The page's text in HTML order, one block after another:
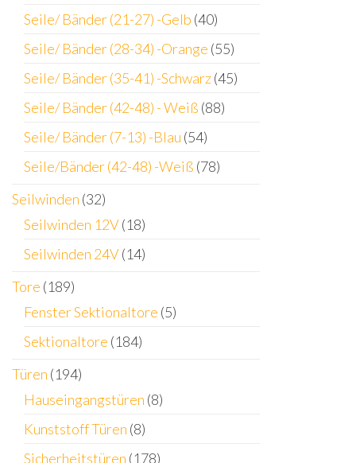
Seile/ Bänder (21-27) -Gelb (40)
Seile/ Bänder (28-34) -Orange (55)
Seile/ Bänder (35-41) -Schwarz(45)
Seile/ Bänder (42-48) - Weiß (88)
Seile/ Bänder (7-13) -Blau (54)
Seile/Bänder (42-48) -Weiß (78)
Seilwinden (32)
Seilwinden 12V(18)
Seilwinden 24V(14)
Tore (189)
Fenster Sektionaltore (5)
Sektionaltore (184)
Türen (194)
Hauseingangstüren (8)
Kunststoff Türen (8)
Sicherheitstüren (178)